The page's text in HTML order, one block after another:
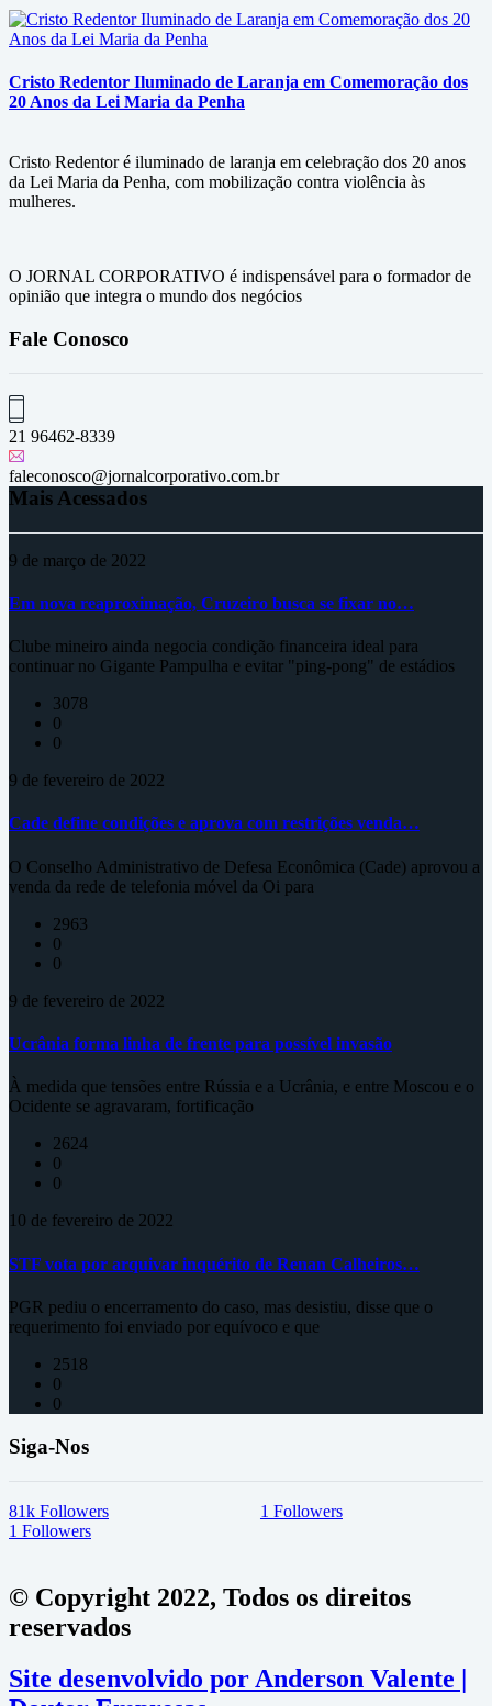
Cristo Redentor Iluminado de Laranja em Comemoração dos
20 Anos da Lei Maria da Penha
Cristo Redentor é iluminado de laranja em celebração dos 20 anos
da Lei Maria da Penha, com mobilização contra violência às
mulheres.
O JORNAL CORPORATIVO é indispensável para o formador de
opinião que integra o mundo dos negócios
Fale Conosco
21 96462-8339
faleconosco@jornalcorporativo.com.br
Mais Acessados
9 de março de 2022
Em nova reaproximação, Cruzeiro busca se fixar no…
Clube mineiro ainda negocia condição financeira ideal para
continuar no Gigante Pampulha e evitar "ping-pong" de estádios
3078
0
0
9 de fevereiro de 2022
Cade define condições e aprova com restrições venda…
O Conselho Administrativo de Defesa Econômica (Cade) aprovou a
venda da rede de telefonia móvel da Oi para
2963
0
0
9 de fevereiro de 2022
Ucrânia forma linha de frente para possível invasão
À medida que tensões entre Rússia e a Ucrânia, e entre Moscou e o
Ocidente se agravaram, fortificação
2624
0
0
10 de fevereiro de 2022
STF vota por arquivar inquérito de Renan Calheiros…
PGR pediu o encerramento do caso, mas desistiu, disse que o
requerimento foi enviado por equívoco e que
2518
0
0
Siga-Nos
81k Followers 1 Followers
1 Followers
© Copyright 2022, Todos os direitos
reservados
Site desenvolvido por Anderson Valente |